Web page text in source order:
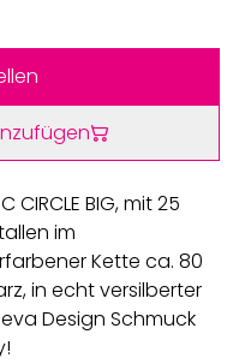
BIG, mit 25
im
Kette ca. 80
in echt versilberter
Design Schmuck